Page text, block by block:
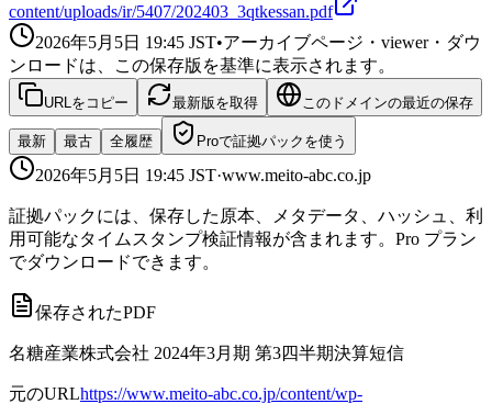
content/uploads/ir/5407/202403_3qtkessan.pdf
2026年5月5日 19:45 JST•アーカイブページ・viewer・ダウ
ンロードは、この保存版を基準に表示されます。
URLをコピー 最新版を取得 このドメインの最近の保存
最新 最古 全履歴 Proで証拠パックを使う
2026年5月5日 19:45 JST·www.meito-abc.co.jp
証拠パックには、保存した原本、メタデータ、ハッシュ、利
用可能なタイムスタンプ検証情報が含まれます。Pro プラン
でダウンロードできます。
保存されたPDF
名糖産業株式会社 2024年3月期 第3四半期決算短信
元のURLhttps://www.meito-abc.co.jp/content/wp-